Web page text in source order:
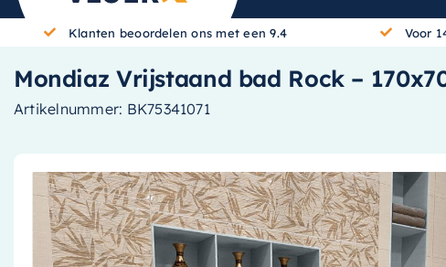
Klanten beoordelen ons met een 9.4 Voor
Mondiaz Vrijstaand bad Rock –
Artikelnummer: BK75341071